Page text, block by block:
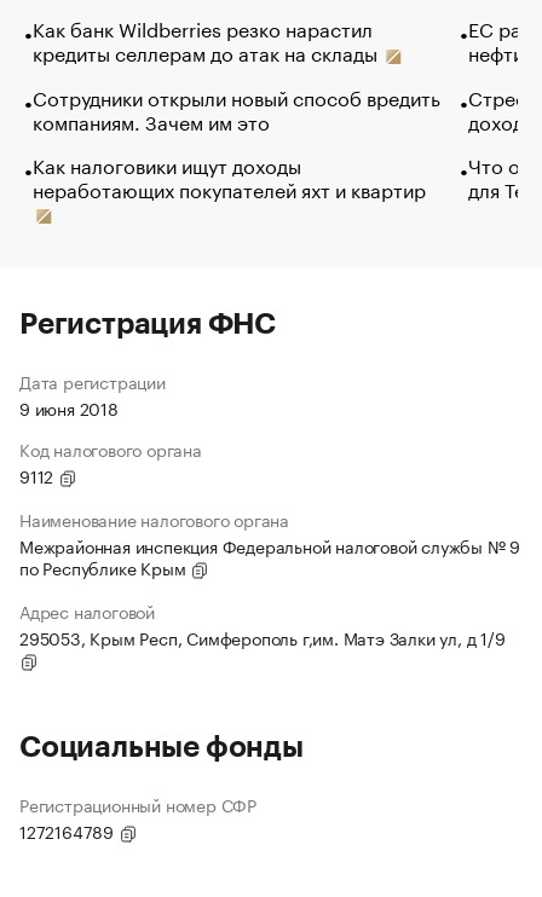
Как банк Wildberries резко нарастил
кредиты селлерам до атак на склады
Сотрудники открыли новый способ вредить
компаниям. Зачем им это
Как налоговики ищут доходы
неработающих покупателей яхт и квартир
ЕС
нефти
Что
для
Регистрация ФНС
Дата регистрации
9 июня 2018
Код налогового органа
9112
Наименование налогового органа
Межрайонная инспекция Федеральной налоговой службы № 9
по Республике Крым
Адрес налоговой
295053, Крым Респ, Симферополь г,им. Матэ Залки ул, д 1/9
Социальные фонды
Регистрационный номер СФР
1272164789